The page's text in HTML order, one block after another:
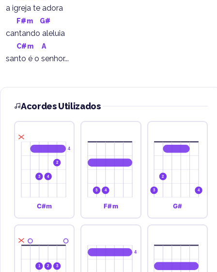
a igreja te adora
F#m G#
cantando aleluia
C#m A
santo é o senhor...
Acordes Utilizados
4
3 4
2
C#m
3 4
F#m
3
2
4
G#
1 2 3
4